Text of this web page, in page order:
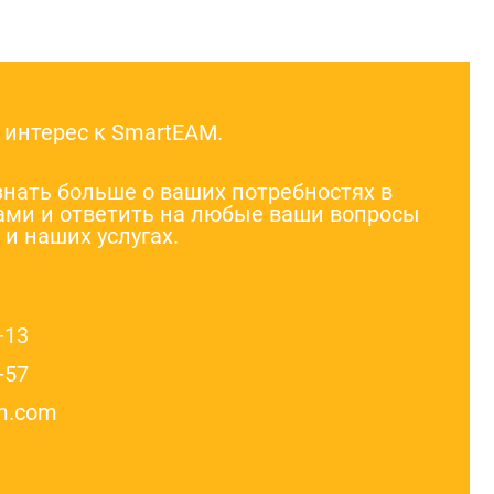
к SmartEAM.
больше о ваших потребностях в
и ответить на любые ваши вопросы
наших услугах.